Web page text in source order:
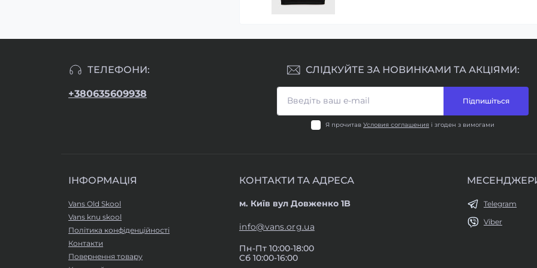
ТЕЛЕФОНИ:
+380635609938
СЛІДКУЙТЕ ЗА НОВИНКАМИ ТА АКЦІЯМИ:
Підпишіться
Я прочитав Условия соглашения і згоден з вимогами
ІНФОРМАЦІЯ
Vans Old Skool
Vans knu skool
Політика конфіденційності
Контакти
Повернення товару
КОНТАКТИ ТА АДРЕСА
м. Київ вул Довженко 1B
info@vans.org.ua
Пн-Пт 10:00-18:00
Cб 10:00-16:00
Telegram
Viber